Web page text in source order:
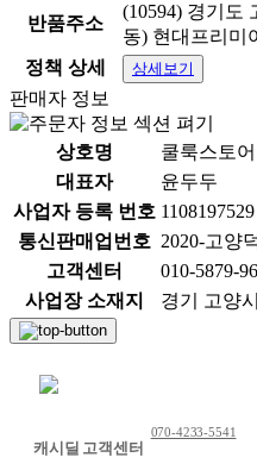
하림 더미식 돼지고
HARIM The
반품주소
(10594) 경기도
동) 현대프리미
정책 상세
상세보기
판매자 정보
상호명
쿨룩스토어
대표자
윤두두
사업자 등록 번호 1108197529
통신판매업번호 2020-고양
고객센터
010-5879-
사업장 소재지
경기 고양
캐시딜 고객센터
070-4233-5541